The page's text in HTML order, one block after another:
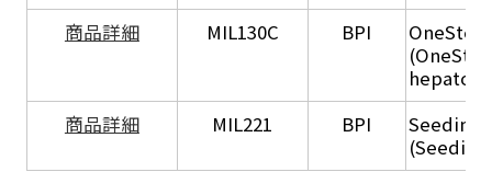
商品詳細
MIL130C BPI
商品詳細
MIL221 BPI
Seeding